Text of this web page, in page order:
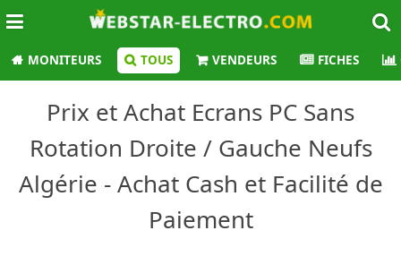
MONITEURS TOUS VENDEURS FICHES
Prix et Achat Ecrans PC Sans
Rotation Droite / Gauche Neufs
Algérie - Achat Cash et Facilité de
Paiement